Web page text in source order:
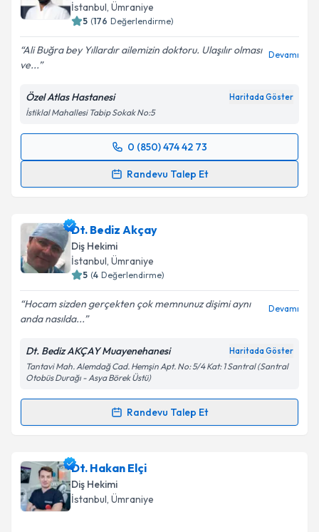
İstanbul, Ümraniye
5 (176 Değerlendirme)
Ali Buğra bey Yıllardır ailemizin doktoru. Ulaşılır olması
ve...
Devamı
Özel Atlas Hastanesi Haritada Göster
İstiklal Mahallesi Tabip Sokak No:5
0 (850) 474 42 73
Randevu Talep Et
Randevu Takvimi Talebi
takvim hazırlandığında e-posta ile bilgilendireceğiz.
E-posta Adresiniz
kapsamda işlenmesini kabul ediyorum.
Takvim Talebini Gönder
Dt. Bediz Akçay
Diş Hekimi
İstanbul, Ümraniye
5 (4 Değerlendirme)
Hocam sizden gerçekten çok memnunuz dişimi aynı
anda nasılda...
Devamı
Dt. Bediz AKÇAY Muayenehanesi Haritada Göster
Tantavi Mah. Alemdağ Cad. Hemşin Apt. No: 5/4 Kat: 1 Santral (Santral
Otobüs Durağı - Asya Börek Üstü)
Randevu Talep Et
Randevu Takvimi Talebi
Dt. Bediz Akçayiçin randevu takvimi talebi oluşturun.
Size bu uzmandan randevu almanız için bir takvim
hazırlandığında e-posta ile bilgilendireceğiz.
Dt. Hakan Elçi
Diş Hekimi
İstanbul, Ümraniye